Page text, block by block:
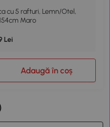
cu 5 rafturi, Lemn/Otel,
Maro
Lei
Adaugă în coș